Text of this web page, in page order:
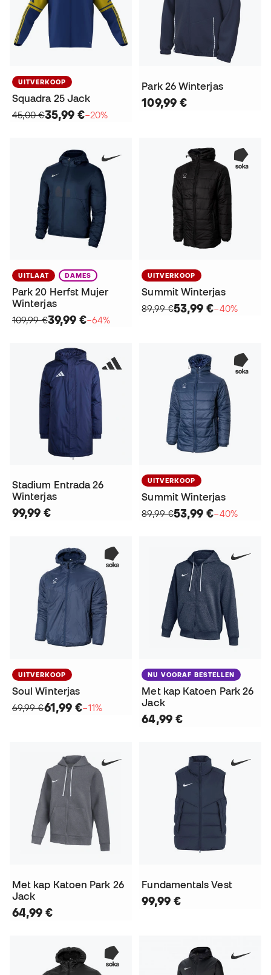
UITVERKOOP
Squadra 25 Jack
45,00 €35,99 €−20%
Park 26 Winterjas
109,99 €
UITLAAT DAMES
Park 20 Herfst Mujer
Winterjas
109,99 €39,99 €−64%
UITVERKOOP
Summit Winterjas
89,99 €53,99 €−40%
Stadium Entrada 26
Winterjas
99,99 €
UITVERKOOP
Summit Winterjas
89,99 €53,99 €−40%
UITVERKOOP
Soul Winterjas
69,99 €61,99 €−11%
NU VOORAF BESTELLEN
Met kap Katoen Park 26
Jack
64,99 €
Met kap Katoen Park 26
Jack
64,99 €
Fundamentals Vest
99,99 €